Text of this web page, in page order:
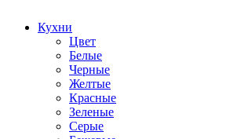
Кухни
Цвет
Белые
Черные
Желтые
Красные
Зеленые
Серые